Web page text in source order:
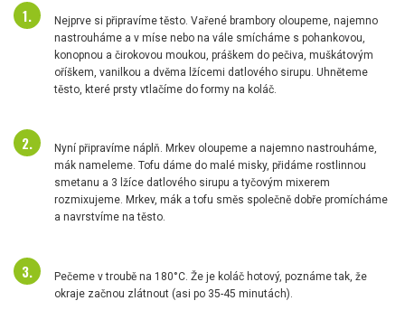
Nejprve si připravíme těsto. Vařené brambory oloupeme, najemno
nastrouháme a v míse nebo na vále smícháme s pohankovou,
konopnou a čirokovou moukou, práškem do pečiva, muškátovým
oříškem, vanilkou a dvěma lžícemi datlového sirupu. Uhněteme
těsto, které prsty vtlačíme do formy na koláč.
Nyní připravíme náplň. Mrkev oloupeme a najemno nastrouháme,
mák nameleme. Tofu dáme do malé misky, přidáme rostlinnou
smetanu a 3 lžíce datlového sirupu a tyčovým mixerem
rozmixujeme. Mrkev, mák a tofu směs společně dobře promícháme
a navrstvíme na těsto.
Pečeme v troubě na 180°C. Že je koláč hotový, poznáme tak, že
okraje začnou zlátnout (asi po 35-45 minutách).